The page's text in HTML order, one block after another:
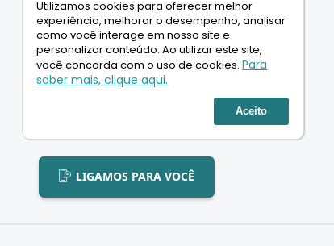
Casas
Apartamentos
Coberturas
Salas
Lojas
Andar Inteiro
Lançamentos
LIGAMOS PARA VOCÊ
Utilizamos cookies para oferecer melhor
experiência, melhorar o desempenho, analisar
como você interage em nosso site e
personalizar conteúdo. Ao utilizar este site,
você concorda com o uso de cookies.Para
saber mais, clique aqui.
Aceito